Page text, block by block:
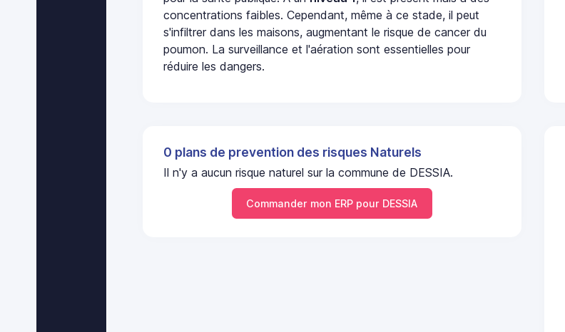
concentrations faibles. Cependant, même à ce stade, il peut
s'infiltrer dans les maisons, augmentant le risque de cancer du
poumon. La surveillance et l'aération sont essentielles pour
réduire les dangers.
0 plans de prevention des risques Naturels
Il n'y a aucun risque naturel sur la commune de DESSIA.
Commander mon ERP pour DESSIA